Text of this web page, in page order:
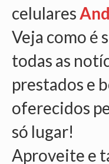
celulares
Veja como é
todas as
prestados e
oferecidos
só lugar!
Aproveite e